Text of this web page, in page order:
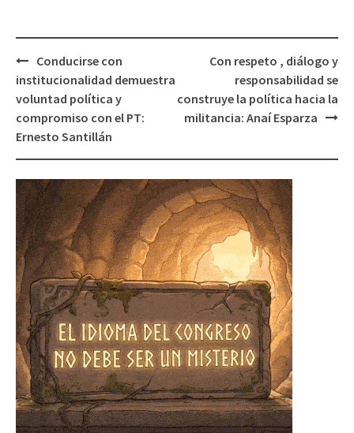
Post
navigation
Conducirse con
institucionalidad demuestra
voluntad política y
compromiso con el PT:
Ernesto Santillán
Con respeto , diálogo y
responsabilidad se
construye la política hacia la
militancia: Anaí Esparza